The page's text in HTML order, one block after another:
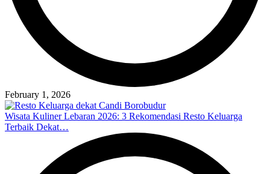
February 1, 2026
Wisata Kuliner Lebaran 2026: 3 Rekomendasi Resto Keluarga
Terbaik Dekat…